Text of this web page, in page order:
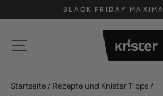
Pause
BLACK FRIDAY
SEITENNAVIGATION
Startseite / Rezepte und Knister Tipps /